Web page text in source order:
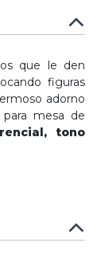
que le den
figuras
adorno
mesa de
tono